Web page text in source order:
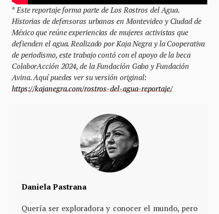
*Este reportaje forma parte de Los Rostros del Agua.
Historias de defensoras urbanas en Montevideo y Ciudad de
México que reúne experiencias de mujeres activistas que
defienden el agua. Realizado por Kaja Negra y la Cooperativa
de periodismo, este trabajo contó con el apoyo de la beca
ColaborAcción 2024, de la Fundación Gabo y Fundación
Avina. Aquí puedes ver su versión original:
https://kajanegra.com/rostros-del-agua-reportaje/
Daniela Pastrana
Quería ser exploradora y conocer el mundo, pero